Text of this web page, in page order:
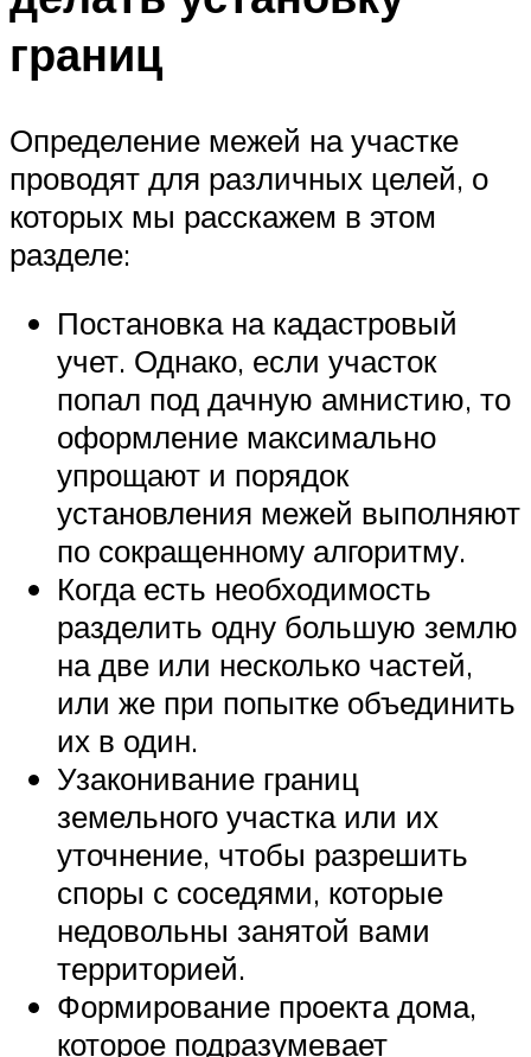
границ
Определение межей на участке
проводят для различных целей, о
которых мы расскажем в этом
разделе:
Постановка на кадастровый
учет. Однако, если участок
попал под дачную амнистию, то
оформление максимально
упрощают и порядок
установления межей выполняют
по сокращенному алгоритму.
Когда есть необходимость
разделить одну большую землю
на две или несколько частей,
или же при попытке объединить
их в один.
Узаконивание границ
земельного участка или их
уточнение, чтобы разрешить
споры с соседями, которые
недовольны занятой вами
территорией.
Формирование проекта дома,
которое подразумевает